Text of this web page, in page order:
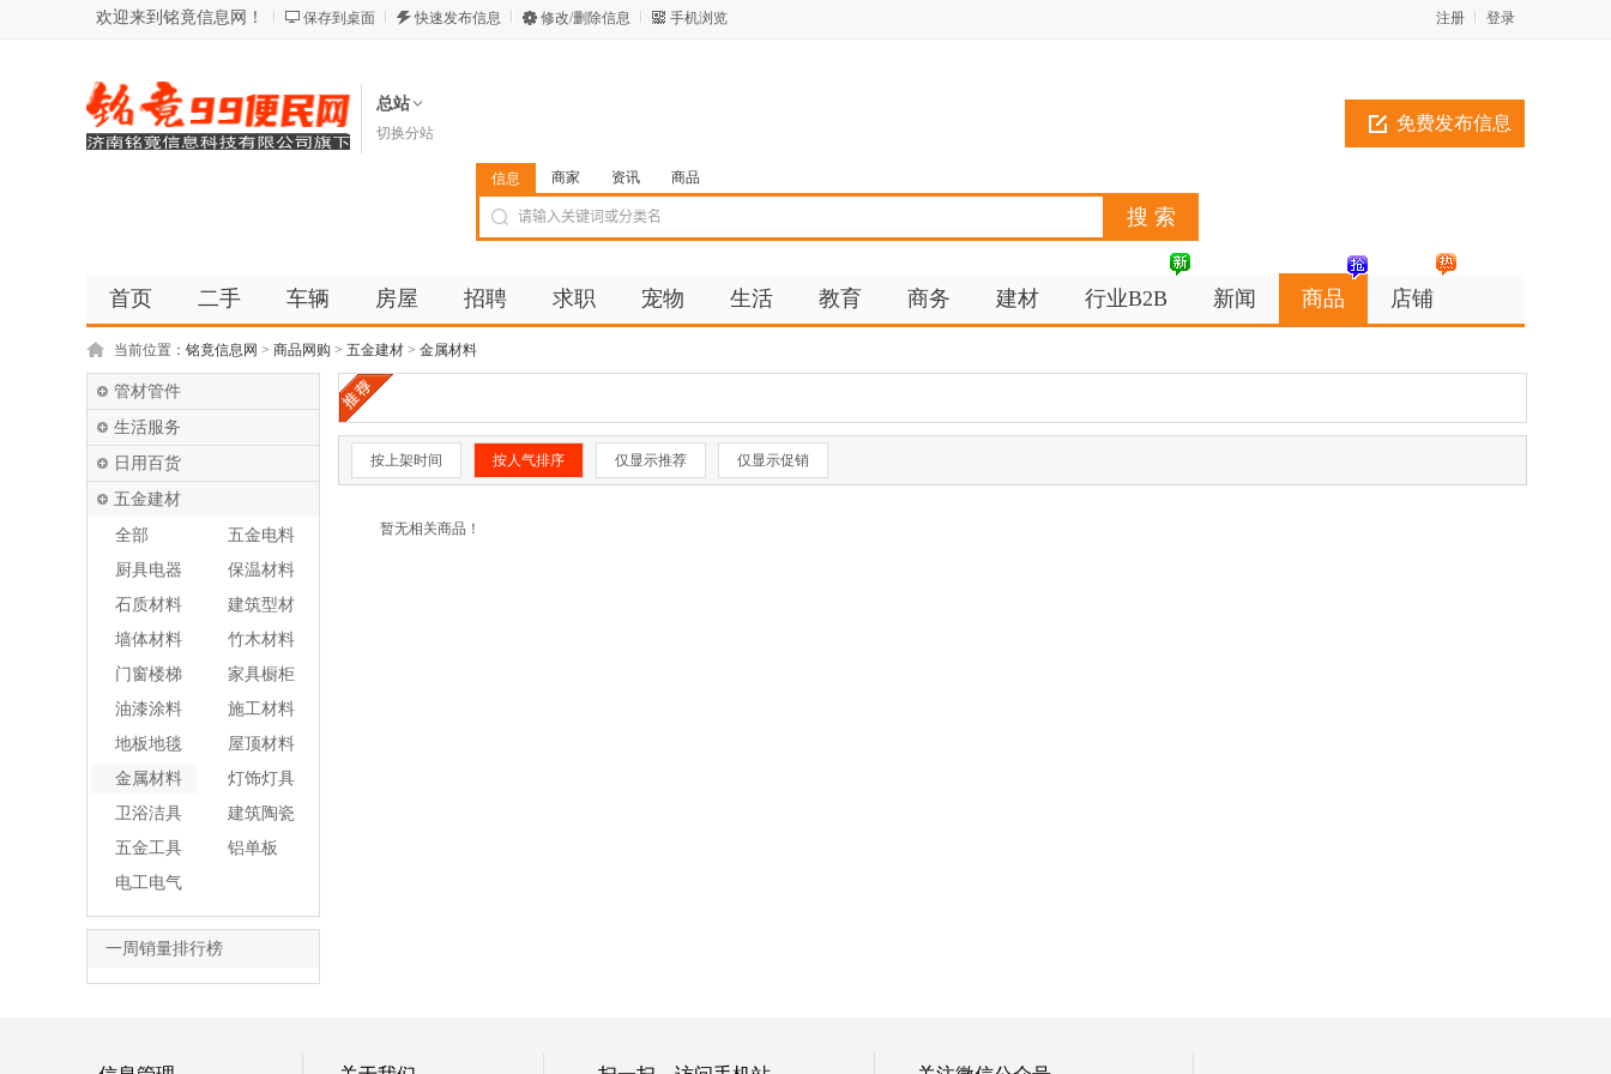
欢迎来到铭竟信息网！ 保存到桌面 快速发布信息 修改/删除信息 手机浏览 登录
注册
总站
切换分站 免费发布信息
信息 商家 资讯 商品
首页 二手 车辆 房屋 招聘 求职 宠物 生活 教育 商务 建材 行业B2B 新闻 商品 店铺
当前位置： 铭竟信息网 > 商品网购 > 五金建材 > 金属材料
管材管件
生活服务
日用百货
五金建材
全部
五金电料
厨具电器
保温材料
石质材料
建筑型材
墙体材料
竹木材料
门窗楼梯
家具橱柜
油漆涂料
施工材料
地板地毯
屋顶材料
金属材料
灯饰灯具
卫浴洁具
建筑陶瓷
五金工具
铝单板
电工电气
一周销量排行榜
按上架时间 按人气排序 仅显示推荐 仅显示促销
暂无相关商品！